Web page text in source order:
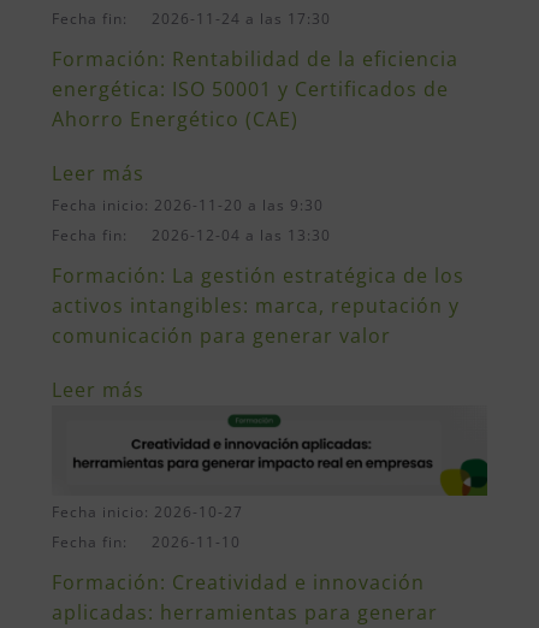
Fecha fin: 2026-11-24 a las 17:30
Formación: Rentabilidad de la eficiencia
energética: ISO 50001 y Certificados de
Ahorro Energético (CAE)
Leer más
Fecha inicio: 2026-11-20 a las 9:30
Fecha fin: 2026-12-04 a las 13:30
Formación: La gestión estratégica de los
activos intangibles: marca, reputación y
comunicación para generar valor
Leer más
Fecha inicio: 2026-10-27
Fecha fin: 2026-11-10
Formación: Creatividad e innovación
aplicadas: herramientas para generar